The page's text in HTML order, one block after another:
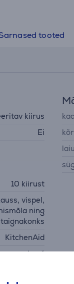
tooted
kiirus
Ei
10 kiirust
vispel,
ning
taignakonks
KitchenAid
beež